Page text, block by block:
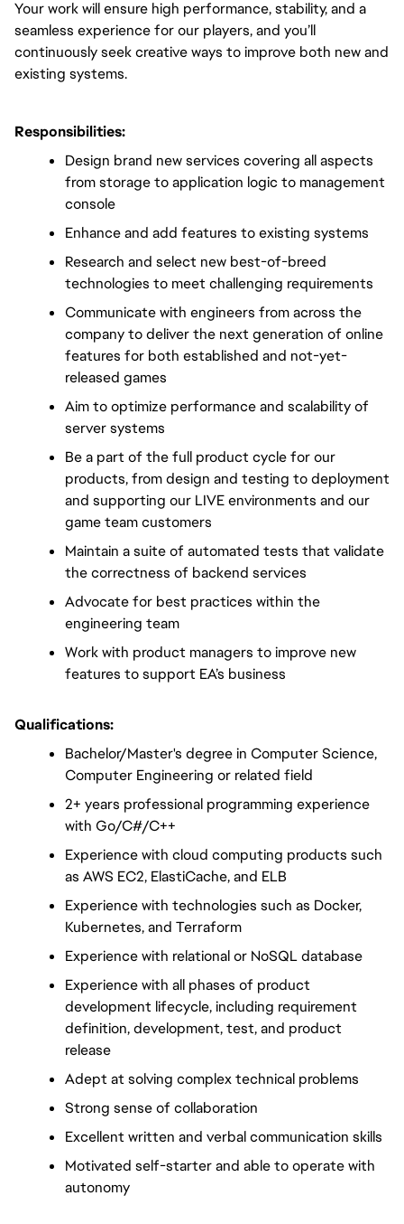
Your work will ensure high performance, stability, and a
seamless experience for our players, and you’ll
continuously seek creative ways to improve both new and
existing systems.
Responsibilities:
Design brand new services covering all aspects
from storage to application logic to management
console
Enhance and add features to existing systems
Research and select new best-of-breed
technologies to meet challenging requirements
Communicate with engineers from across the
company to deliver the next generation of online
features for both established and not-yet-
released games
Aim to optimize performance and scalability of
server systems
Be a part of the full product cycle for our
products, from design and testing to deployment
and supporting our LIVE environments and our
game team customers
Maintain a suite of automated tests that validate
the correctness of backend services
Advocate for best practices within the
engineering team
Work with product managers to improve new
features to support EA’s business
Qualifications:
Bachelor/Master's degree in Computer Science,
Computer Engineering or related field
2+ years professional programming experience
with Go/C#/C++
Experience with cloud computing products such
as AWS EC2, ElastiCache, and ELB
Experience with technologies such as Docker,
Kubernetes, and Terraform
Experience with relational or NoSQL database
Experience with all phases of product
development lifecycle, including requirement
definition, development, test, and product
release
Adept at solving complex technical problems
Strong sense of collaboration
Excellent written and verbal communication skills
Motivated self-starter and able to operate with
autonomy